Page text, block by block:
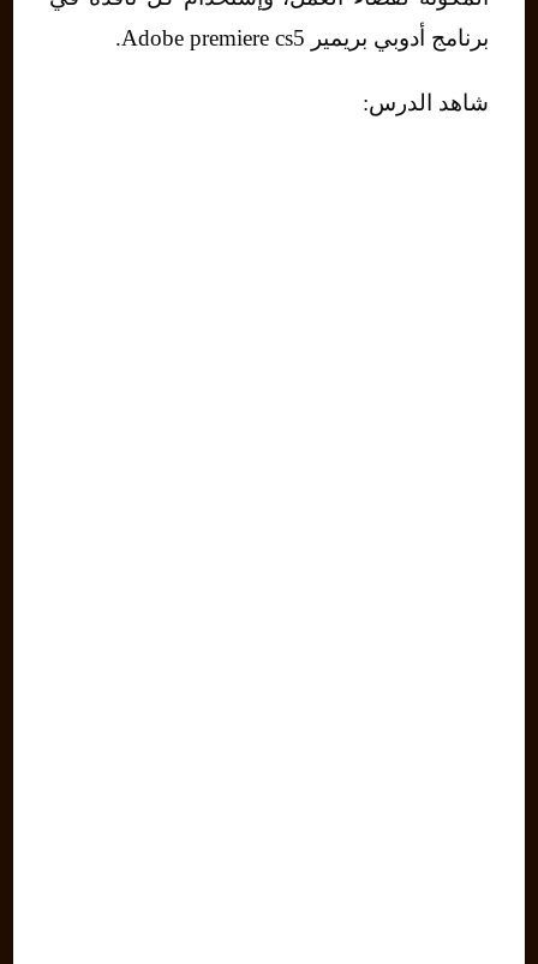
برنامج أدوبي بريمير Adobe premiere cs5.
شاهد الدرس: